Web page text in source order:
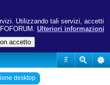
Utilizzando tali servizi, accetti
Ulteriori informazioni
#
desktop